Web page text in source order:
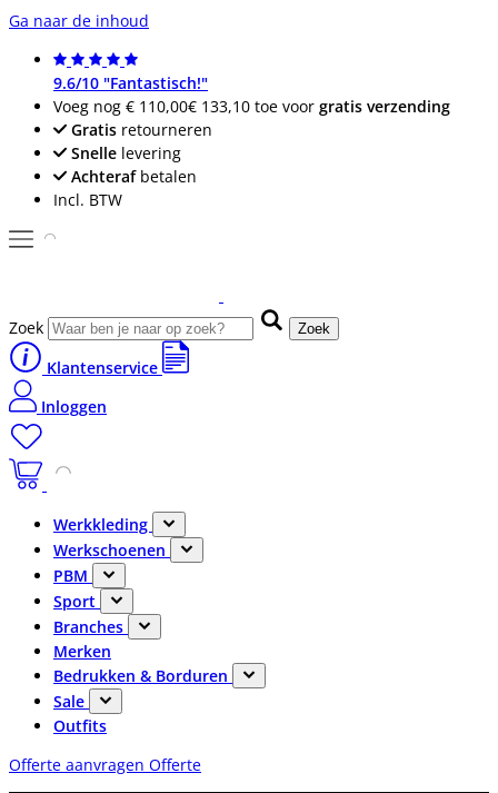
Ga naar de inhoud
9.6/10 "Fantastisch!"
Voeg nog € 110,00€ 133,10 toe voor gratis verzending
Gratis retourneren
Snelle levering
Achterafbetalen
Incl. BTW
Zoek Zoek
Klantenservice
Inloggen
Werkkleding
Werkschoenen
PBM
Sport
Branches
Merken
Bedrukken & Borduren
Sale
Outfits
Offerte aanvragen Offerte